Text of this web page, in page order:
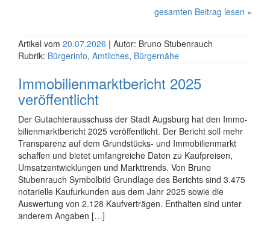
gesamten Beitrag lesen »
Artikel vom 20.07.2026 | Autor: Bruno Stubenrauch
Rubrik: Bürgerinfo, Amtliches, Bürgernähe
Immobilienmarktbericht 2025
veröffentlicht
Der Gutachterausschuss der Stadt Augsburg hat den Immo­
bilien­markt­bericht 2025 veröffent­licht. Der Bericht soll mehr
Trans­parenz auf dem Grundstücks- und Immo­bilien­markt
schaffen und bietet umfang­reiche Daten zu Kauf­preisen,
Umsatz­entwick­lungen und Markttrends. Von Bruno
Stubenrauch Symbolbild Grundlage des Berichts sind 3.475
nota­rielle Kauf­urkunden aus dem Jahr 2025 sowie die
Auswertung von 2.128 Kauf­verträgen. Enthalten sind unter
anderem Angaben […]